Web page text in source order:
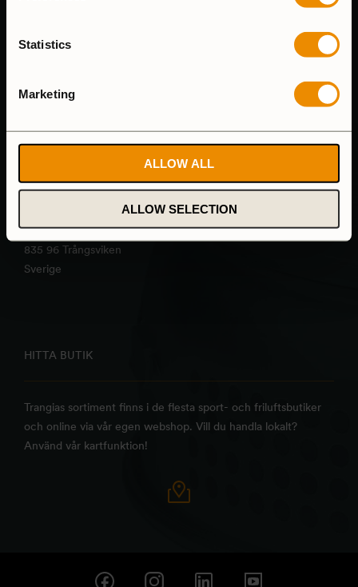
Statistics
Marketing
ALLOW ALL
ALLOW SELECTION
Email:customersupport@trangia.se
HUVUDKONTOR & FABRIK
Alsenvägen 16
835 96 Trångsviken
Sverige
HITTA BUTIK
Trangias sortiment finns i de flesta sport- och friluftsbutiker
och online via vår egen webshop. Vill du handla lokalt?
Använd vår kartfunktion!